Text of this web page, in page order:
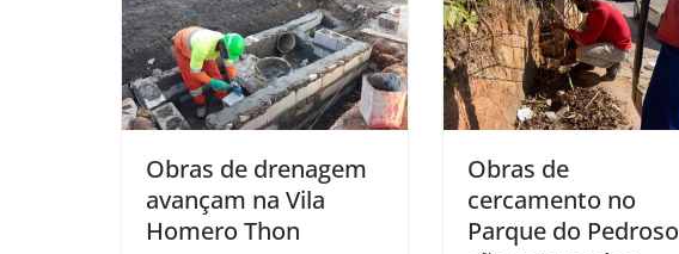
Obras de drenagem
avançam na Vila
Homero Thon
Obras de
cercamento no
Parque do Pedroso